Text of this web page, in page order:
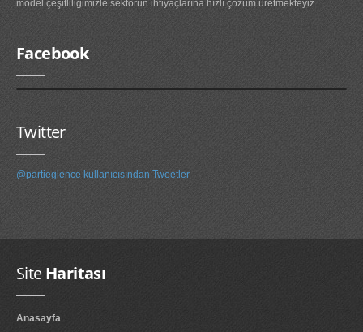
model çeşitliliğimizle sektörün ihtiyaçlarına hızlı çözüm üretmekteyiz.
Facebook
Twitter
@partieglence kullanıcısından Tweetler
SiteHaritası
Anasayfa